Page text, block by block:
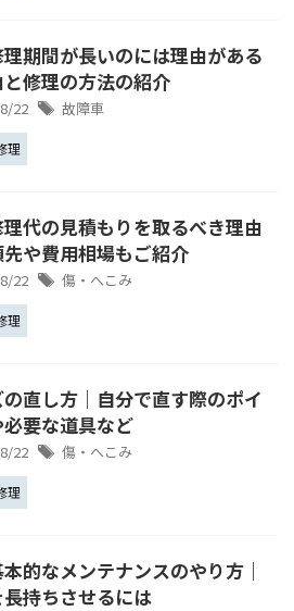
期間が長いのには理由がある
と修理の方法の紹介
22 故障車
理
代の見積もりを取るべき理由
や費用相場もご紹介
22 傷・へこみ
理
直し方｜自分で直す際のポイ
必要な道具など
22 傷・へこみ
理
的なメンテナンスのやり方｜
持ちさせるには